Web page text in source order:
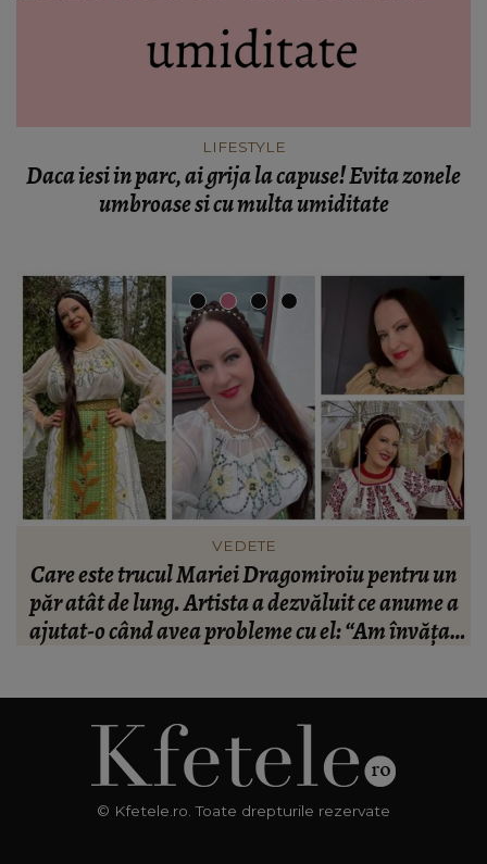
LIFESTYLE
Daca iesi in parc, ai grija la capuse! Evita zonele
umbroase si cu multa umiditate
VEDETE
Care este trucul Mariei Dragomiroiu pentru un
păr atât de lung. Artista a dezvăluit ce anume a
ajutat-o când avea probleme cu el: “Am învățat
© Kfetele.ro. Toate drepturile rezervate